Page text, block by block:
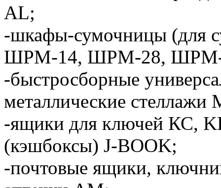
AL;
-шкафы-сумочницы (для
ШРМ-14, ШРМ-28, ШРМ-
-быстросборные
металлические
-ящики для ключей КС,
(кэшбоксы) J-BOOK;
-почтовые ящики,